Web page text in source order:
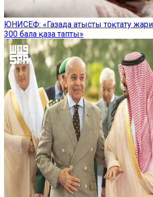
ЮНИСЕФ: «Газада атысты тоқтату
300 бала қаза тапты»